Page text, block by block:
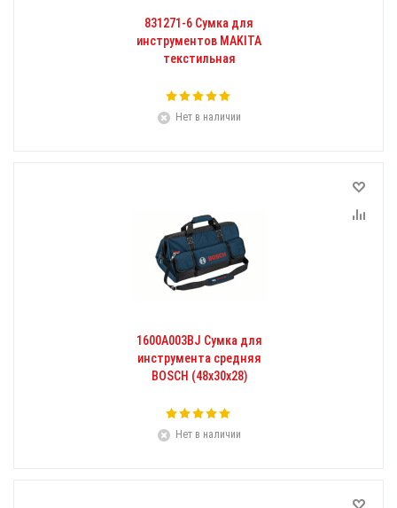
831271-6 Сумка для
инструментов MAKITA
текстильная
Нет в наличии
1600A003BJ Сумка для
инструмента средняя
BOSCH (48x30x28)
Нет в наличии